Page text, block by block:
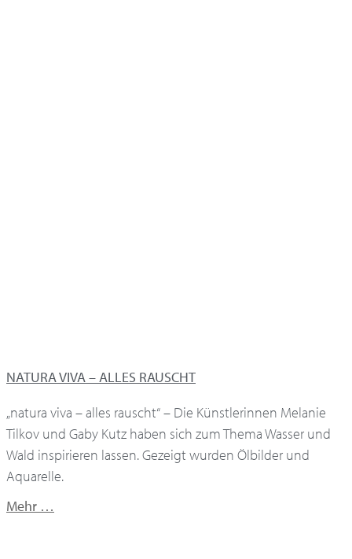
NATURA VIVA – ALLES RAUSCHT
„natura viva – alles rauscht“ – Die Künstlerinnen Melanie
Tilkov und Gaby Kutz haben sich zum Thema Wasser und
Wald inspirieren lassen. Gezeigt wurden Ölbilder und
Aquarelle.
Mehr …